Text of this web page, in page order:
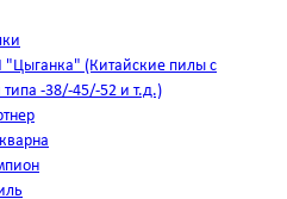
(Китайские пилы с
-38/-45/-52 и т.д.)